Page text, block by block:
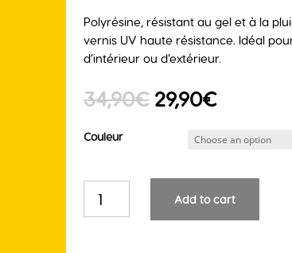
Polyrésine, résistant au gel et à la
vernis UV haute résistance. Idéal
d’intérieur ou d’extérieur.
34,90€ 29,90€
Couleur
Origami
Add to cart